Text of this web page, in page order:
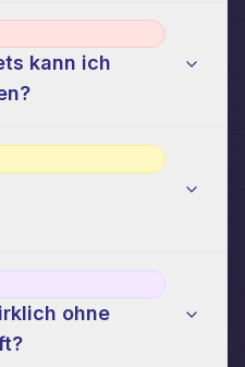
kann ich
ohne